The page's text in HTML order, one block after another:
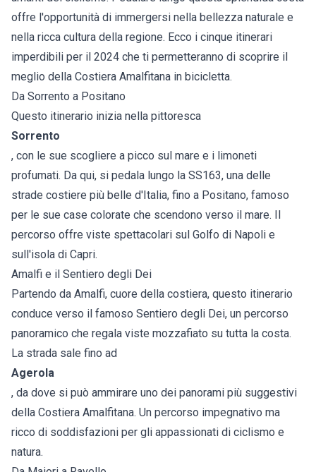
offre l'opportunità di immergersi nella bellezza naturale e
nella ricca cultura della regione. Ecco i cinque itinerari
imperdibili per il 2024 che ti permetteranno di scoprire il
meglio della Costiera Amalfitana in bicicletta.
Da Sorrento a Positano
Questo itinerario inizia nella pittoresca
Sorrento
, con le sue scogliere a picco sul mare e i limoneti
profumati. Da qui, si pedala lungo la SS163, una delle
strade costiere più belle d'Italia, fino a Positano, famoso
per le sue case colorate che scendono verso il mare. Il
percorso offre viste spettacolari sul Golfo di Napoli e
sull'isola di Capri.
Amalfi e il Sentiero degli Dei
Partendo da Amalfi, cuore della costiera, questo itinerario
conduce verso il famoso Sentiero degli Dei, un percorso
panoramico che regala viste mozzafiato su tutta la costa.
La strada sale fino ad
Agerola
, da dove si può ammirare uno dei panorami più suggestivi
della Costiera Amalfitana. Un percorso impegnativo ma
ricco di soddisfazioni per gli appassionati di ciclismo e
natura.